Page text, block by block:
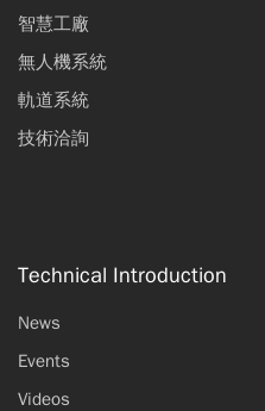
智慧工廠
無人機系統
軌道系統
技術洽詢
Technical Introduction
News
Events
Videos